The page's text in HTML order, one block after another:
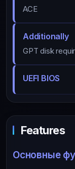
ACE
Additionally
GPT disk
UEFI BIOS
Features
Основные